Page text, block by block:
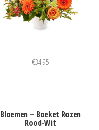
€34.95
Bloemen – Boeket Rozen
Rood-Wit